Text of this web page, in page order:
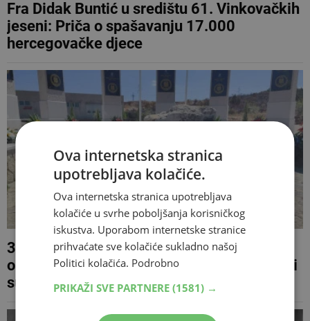
Fra Didak Buntić u središtu 61. Vinkovačkih
jeseni: Priča o spašavanju 17.000
hercegovačke djece
34 godine od ubojstva Blaža Kraljevića i
osmorice HOS-ovaca: Danas najavljen novi
sudski postupak
Ova internetska stranica
upotrebljava kolačiće.
Ova internetska stranica upotrebljava
kolačiće u svrhe poboljšanja korisničkog
iskustva. Uporabom internetske stranice
prihvaćate sve kolačiće sukladno našoj
Politici kolačića. Podrobno
PRIKAŽI SVE PARTNERE (1581) →